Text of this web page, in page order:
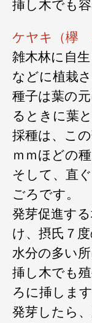
挿し木でも
ケヤキ（欅
雑木林に自
などに植栽
種子は葉の
るときに葉
採種は、こ
ｍｍほどの
そして、直
ごろです。
発芽促進す
け、摂氏７
水分の多い所
挿し木でも
ろに挿します
発芽したら